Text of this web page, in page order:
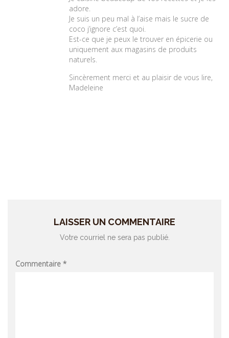
adore.
Je suis un peu mal à l’aise mais le sucre de
coco j’ignore c’est quoi.
Est-ce que je peux le trouver en épicerie ou
uniquement aux magasins de produits
naturels.
Sincèrement merci et au plaisir de vous lire,
Madeleine
LAISSER UN COMMENTAIRE
Votre courriel ne sera pas publié.
Commentaire *